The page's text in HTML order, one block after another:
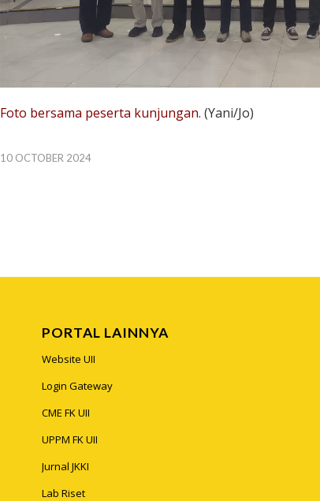
Foto bersama peserta kunjungan. (Yani/Jo)
10 OCTOBER 2024
PORTAL LAINNYA
Website UII
Login Gateway
CME FK UII
UPPM FK UII
Jurnal JKKI
Lab Riset